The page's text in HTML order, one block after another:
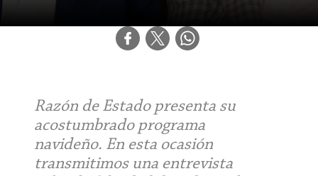
Razón de Estado presenta su
acostumbrado programa
navideño. En esta ocasión
transmitimos una entrevista